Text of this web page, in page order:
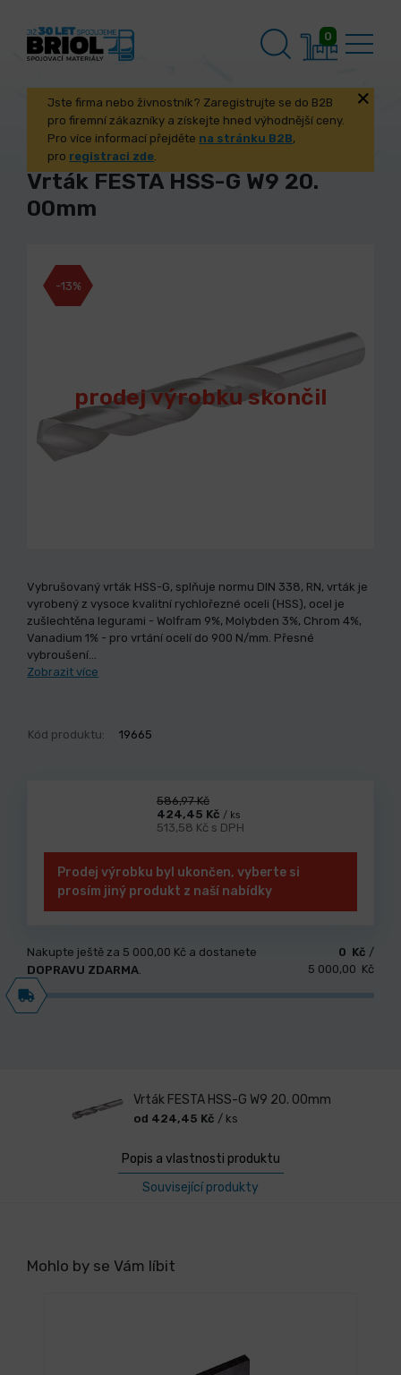
0
Jste firma nebo živnostník? Zaregistrujte se do B2B
pro firemní zákazníky a získejte hned výhodnější ceny.
Pro více informací přejděte na stránku B2B,
pro registraci zde.
Vrták FESTA HSS-G W9 20.
00mm
prodej výrobku skončil
-13%
Vybrušovaný vrták HSS-G, splňuje normu DIN 338, RN, vrták je
vyrobený z vysoce kvalitní rychlořezné oceli (HSS), ocel je
zušlechtěna legurami - Wolfram 9%, Molybden 3%, Chrom 4%,
Vanadium 1% - pro vrtání ocelí do 900 N/mm. Přesné
vybroušení…
Zobrazit více
Kód produktu: 19665
586,97 Kč
424,45 Kč / ks
513,58 Kč s DPH
Prodej výrobku byl ukončen, vyberte si
prosím jiný produkt z naší nabídky
Nakupte ještě za 5 000,00 Kč a dostanete
DOPRAVU ZDARMA.
0 Kč /
5 000,00 Kč
Vrták FESTA HSS-G W9 20. 00mm
od 424,45 Kč / ks
Popis a vlastnosti produktu
Související produkty
Mohlo by se Vám líbit